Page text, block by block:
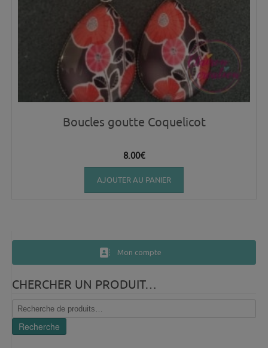
Boucles goutte Coquelicot
8.00€
AJOUTER AU PANIER
Mon compte
CHERCHER UN PRODUIT…
Recherche
pour :
Recherche